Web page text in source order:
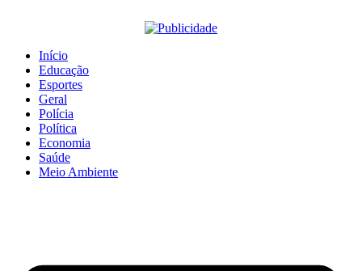
Início
Educação
Esportes
Geral
Polícia
Política
Economia
Saúde
Meio Ambiente